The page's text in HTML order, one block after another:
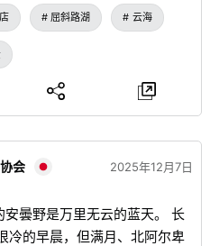
屈斜路湖 云海
会 2025年12月7日
曇野是万里无云的蓝天。 长
的早晨，但满月、北阿尔卑